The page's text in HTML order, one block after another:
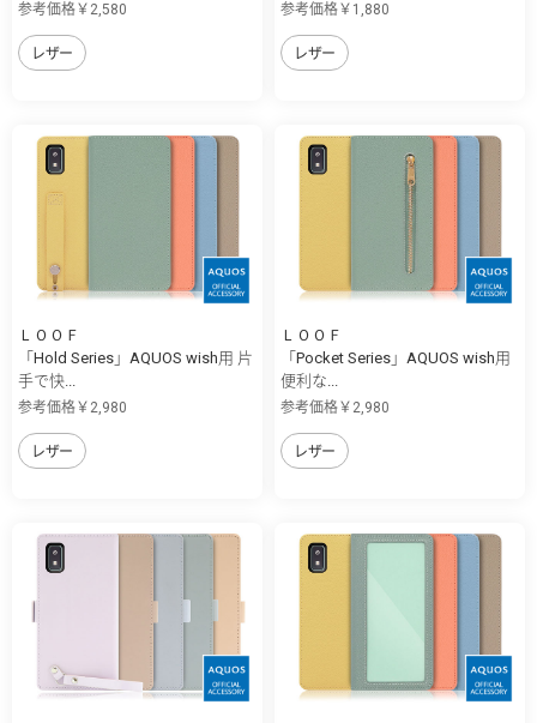
参考価格￥2,580
レザー
参考価格￥1,880
レザー
ＬＯＯＦ
「Hold Series」AQUOS wish用 片
手で快...
参考価格￥2,980
レザー
ＬＯＯＦ
「Pocket Series」AQUOS wish用
便利な...
参考価格￥2,980
レザー